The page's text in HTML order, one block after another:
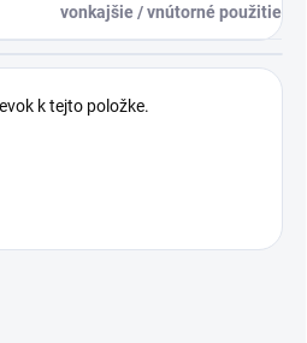
vonkajšie / vnútorné použitie
k tejto položke.